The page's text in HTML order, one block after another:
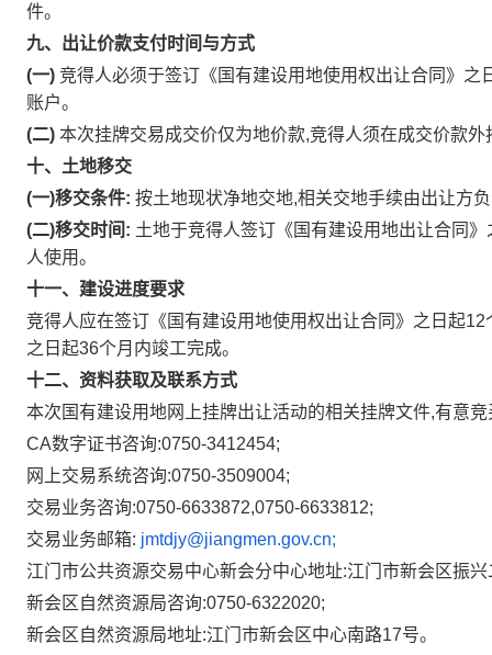
件。
九、出让价款支付时间与方式
(一) 竞得人必须于签订《国有建设用地使用权出让合同》
账户。
(二) 本次挂牌交易成交价仅为地价款,竞得人须在成交价款
十、土地移交
(一)移交条件: 按土地现状净地交地,相关交地手续由出让方
(二)移交时间: 土地于竞得人签订《国有建设用地出让合同
人使用。
十一、建设进度要求
竞得人应在签订《国有建设用地使用权出让合同》之日起
之日起36个月内竣工完成。
十二、资料获取及联系方式
本次国有建设用地网上挂牌出让活动的相关挂牌文件,有意
CA数字证书咨询:0750-3412454;
网上交易系统咨询:0750-3509004;
交易业务咨询:0750-6633872,0750-6633812;
交易业务邮箱: jmtdjy@jiangmen.gov.cn;
江门市公共资源交易中心新会分中心地址:江门市新会区振
新会区自然资源局咨询:0750-6322020;
新会区自然资源局地址:江门市新会区中心南路17号。